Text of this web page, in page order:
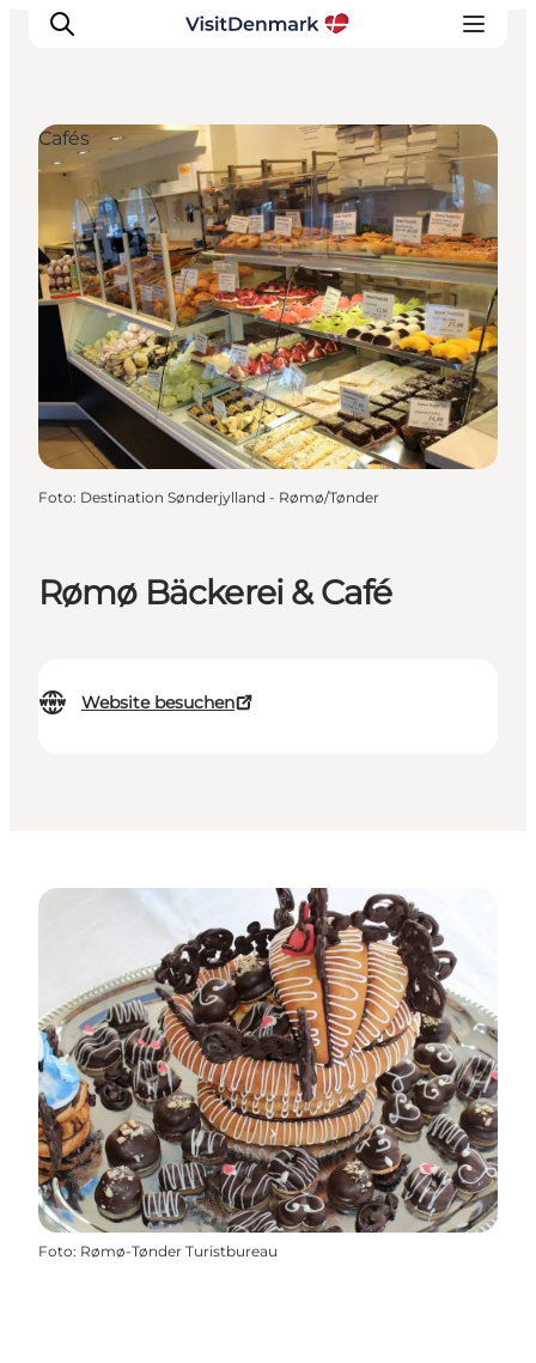
Inspiration
Regionen
Erlebnisse
Unterkünfte
Reiseplanung
Rømø Bäckerei & Café
Website besuchen
Cafés
Foto: Destination Sønderjylland - Rømø/Tønder
Foto: Rømø-Tønder Turistbureau